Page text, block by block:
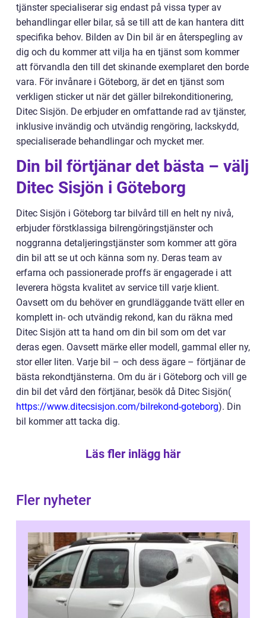
tjänster specialiserar sig endast på vissa typer av
behandlingar eller bilar, så se till att de kan hantera ditt
specifika behov. Bilden av Din bil är en återspegling av
dig och du kommer att vilja ha en tjänst som kommer
att förvandla den till det skinande exemplaret den borde
vara. För invånare i Göteborg, är det en tjänst som
verkligen sticker ut när det gäller bilrekonditionering,
Ditec Sisjön. De erbjuder en omfattande rad av tjänster,
inklusive invändig och utvändig rengöring, lackskydd,
specialiserade behandlingar och mycket mer.
Din bil förtjänar det bästa – välj
Ditec Sisjön i Göteborg
Ditec Sisjön i Göteborg tar bilvård till en helt ny nivå,
erbjuder förstklassiga bilrengöringstjänster och
noggranna detaljeringstjänster som kommer att göra
din bil att se ut och känna som ny. Deras team av
erfarna och passionerade proffs är engagerade i att
leverera högsta kvalitet av service till varje klient.
Oavsett om du behöver en grundläggande tvätt eller en
komplett in- och utvändig rekond, kan du räkna med
Ditec Sisjön att ta hand om din bil som om det var
deras egen. Oavsett märke eller modell, gammal eller ny,
stor eller liten. Varje bil – och dess ägare – förtjänar de
bästa rekondtjänsterna. Om du är i Göteborg och vill ge
din bil det vård den förtjänar, besök då Ditec Sisjön(
https://www.ditecsisjon.com/bilrekond-goteborg). Din
bil kommer att tacka dig.
Läs fler inlägg här
Fler nyheter